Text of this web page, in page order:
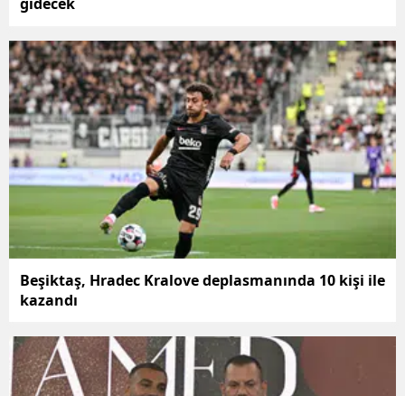
Beşiktaş, Hradec Kralove deplasmanında 10 kişi ile
kazandı